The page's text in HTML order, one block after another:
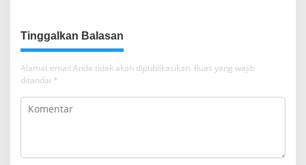
Tinggalkan Balasan
Alamat email Anda tidak akan dipublikasikan. Ruas yang wajib
ditandai *